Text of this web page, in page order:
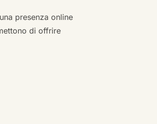
presenza online
di offrire